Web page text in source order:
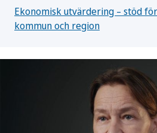
Ekonomisk utvärdering – stöd
kommun och region